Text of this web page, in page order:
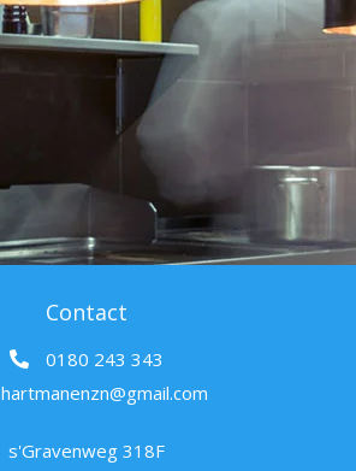
Contact
0180 243 343
hartmanenzn@gmail.com
s'Gravenweg 318F